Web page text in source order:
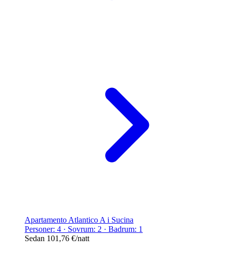
Apartamento Atlantico A i Sucina
Personer: 4 · Sovrum: 2 · Badrum: 1
Sedan 101,76 €/natt